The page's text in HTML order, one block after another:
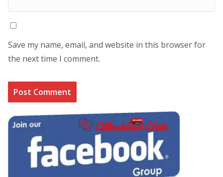
Save my name, email, and website in this browser for
the next time I comment.